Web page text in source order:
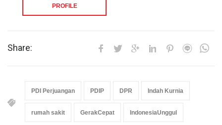
PROFILE
Share:
PDI Perjuangan PDIP DPR Indah Kurnia
rumah sakit GerakCepat IndonesiaUnggul